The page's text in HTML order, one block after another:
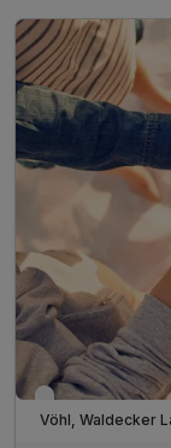
Verfügbar bis
Vöhl, Waldecker